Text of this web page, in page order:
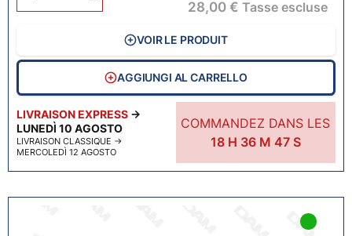
LIVRAISON EXPRESS →
LUNEDÌ 10 AGOSTO
LIVRAISON CLASSIQUE →
MERCOLEDÌ 12 AGOSTO
COMMANDEZ DANS LES
18H 36M 46 S
28,00 € Tasse escluse
VOIR LE PRODUIT
AGGIUNGI AL CARRELLO